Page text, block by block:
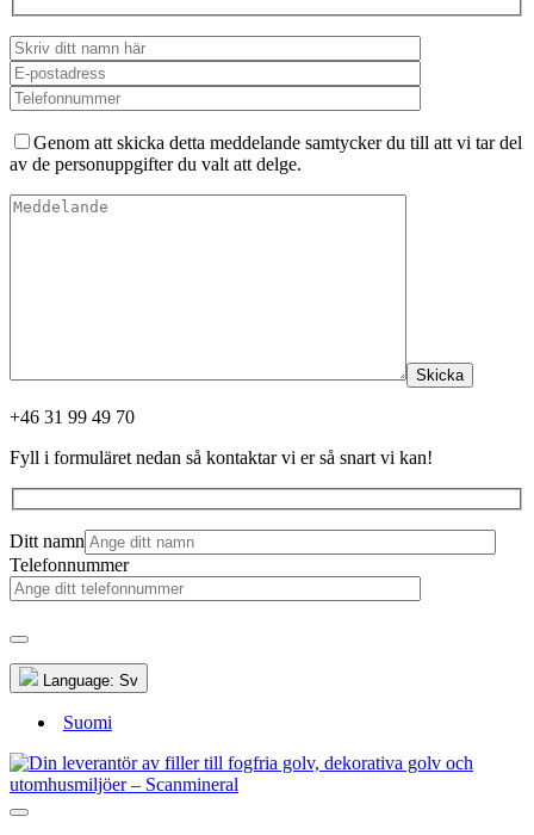
Genom att skicka detta meddelande samtycker du till att vi tar del
av de personuppgifter du valt att delge.
Skicka
+46 31 99 49 70
Fyll i formuläret nedan så kontaktar vi er så snart vi kan!
Ditt namn
Telefonnummer
Language: Sv
Suomi